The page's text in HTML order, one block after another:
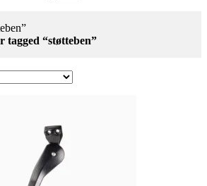
tagged “støtteben”